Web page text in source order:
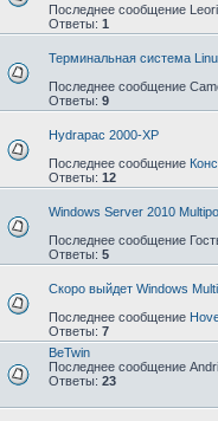
Последнее сообщение
Ответы: 1
Терминальная система
Последнее сообщение
Ответы: 9
Hydrapac 2000-XP
Последнее сообщение
Ответы: 12
Windows Server 2010
Последнее сообщение
Ответы: 5
Скоро выйдет Windows
Последнее сообщение
Ответы: 7
BeTwin
Последнее сообщение
Ответы: 23